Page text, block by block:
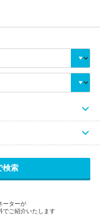
ーターが
でご紹介いたします